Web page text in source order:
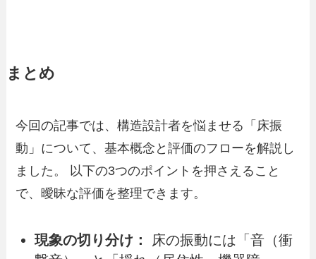
まとめ
今回の記事では、構造設計者を悩ませる「床振
動」について、基本概念と評価のフローを解説し
ました。 以下の3つのポイントを押さえること
で、曖昧な評価を整理できます。
現象の切り分け：
床の振動には「音（衝